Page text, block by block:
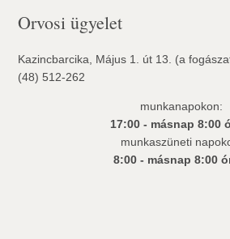
Orvosi ügyelet
Kazincbarcika, Május 1. út 13. (a
(48) 512-262
munkanapokon:
17:00 - másnap 8:00
munkaszüneti
8:00 - másnap 8:00